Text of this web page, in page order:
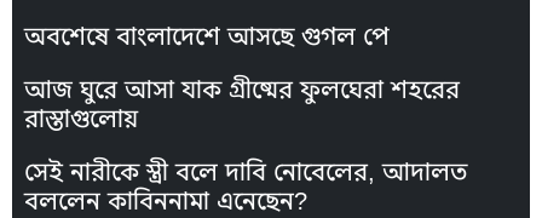
অবশেষে বাংলাদেশে আসছে গুগল পে
আজ ঘুরে আসা যাক গ্রীষ্মের ফুলঘেরা শহরের
রাস্তাগুলোয়
সেই নারীকে স্ত্রী বলে দাবি নোবেলের, আদালত
বললেন কাবিননামা এনেছেন?